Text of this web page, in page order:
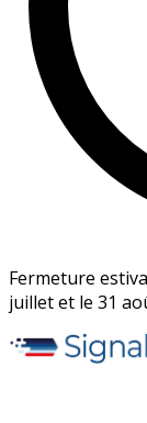
Fermeture
juillet et le 31